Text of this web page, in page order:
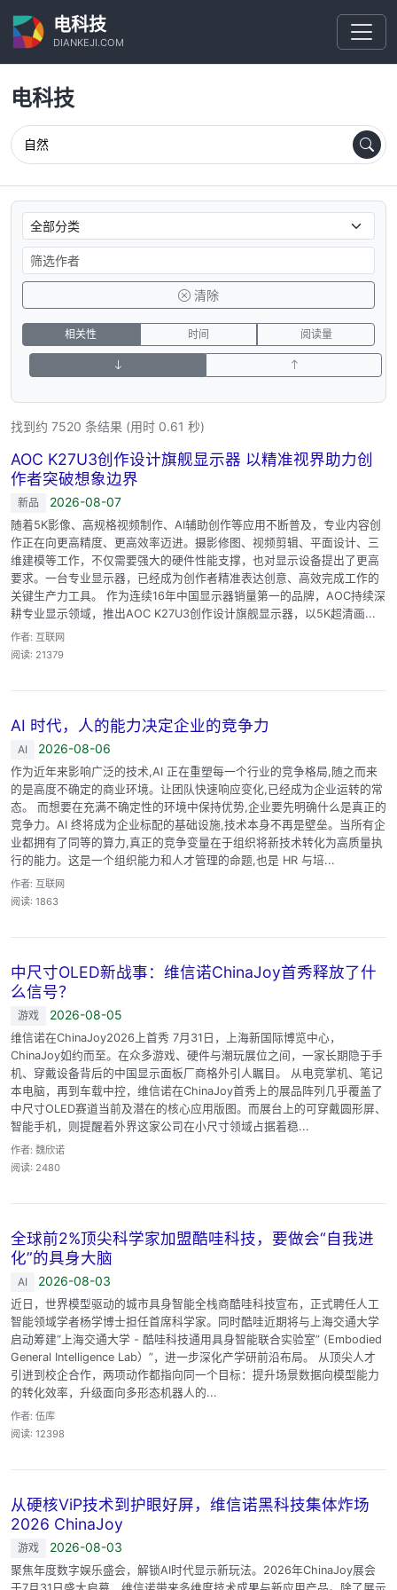
电科技
DIANKEJI.COM
电科技
清除
相关性 时间 阅读量
找到约 7520 条结果 (用时 0.61 秒)
AOC K27U3创作设计旗舰显示器 以精准视界助力创
作者突破想象边界
新品 2026-08-07
随着5K影像、高规格视频制作、AI辅助创作等应用不断普及，专业内容创
作正在向更高精度、更高效率迈进。摄影修图、视频剪辑、平面设计、三
维建模等工作，不仅需要强大的硬件性能支撑，也对显示设备提出了更高
要求。一台专业显示器，已经成为创作者精准表达创意、高效完成工作的
关键生产力工具。 作为连续16年中国显示器销量第一的品牌，AOC持续深
耕专业显示领域，推出AOC K27U3创作设计旗舰显示器，以5K超清画...
作者: 互联网
阅读: 21379
AI 时代，人的能力决定企业的竞争力
AI 2026-08-06
作为近年来影响广泛的技术,AI 正在重塑每一个行业的竞争格局,随之而来
的是高度不确定的商业环境。让团队快速响应变化,已经成为企业运转的常
态。 而想要在充满不确定性的环境中保持优势,企业要先明确什么是真正的
竞争力。AI 终将成为企业标配的基础设施,技术本身不再是壁垒。当所有企
业都拥有了同等的算力,真正的竞争变量在于组织将新技术转化为高质量执
行的能力。这是一个组织能力和人才管理的命题,也是 HR 与培...
作者: 互联网
阅读: 1863
中尺寸OLED新战事：维信诺ChinaJoy首秀释放了什
么信号？
游戏 2026-08-05
维信诺在ChinaJoy2026上首秀 7月31日，上海新国际博览中心，
ChinaJoy如约而至。在众多游戏、硬件与潮玩展位之间，一家长期隐于手
机、穿戴设备背后的中国显示面板厂商格外引人瞩目。 从电竞掌机、笔记
本电脑，再到车载中控，维信诺在ChinaJoy首秀上的展品阵列几乎覆盖了
中尺寸OLED赛道当前及潜在的核心应用版图。而展台上的可穿戴圆形屏、
智能手机，则提醒着外界这家公司在小尺寸领域占据着稳...
作者: 魏欣诺
阅读: 2480
全球前2%顶尖科学家加盟酷哇科技，要做会“自我进
化”的具身大脑
AI 2026-08-03
近日，世界模型驱动的城市具身智能全栈商酷哇科技宣布，正式聘任人工
智能领域学者杨学博士担任首席科学家。同时酷哇近期将与上海交通大学
启动筹建“上海交通大学 - 酷哇科技通用具身智能联合实验室” (Embodied
General Intelligence Lab）”，进一步深化产学研前沿布局。 从顶尖人才
引进到校企合作，两项动作都指向同一个目标：提升场景数据向模型能力
的转化效率，升级面向多形态机器人的...
作者: 伍库
阅读: 12398
从硬核ViP技术到护眼好屏，维信诺黑科技集体炸场
2026 ChinaJoy
游戏 2026-08-03
聚焦年度数字娱乐盛会，解锁AI时代显示新玩法。2026年ChinaJoy展会